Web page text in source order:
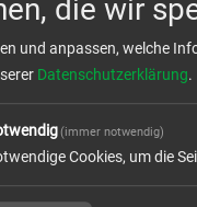
die wir
und anpassen, welche
Datenschutzerklärung.
(immer notwendig)
Cookies, um die